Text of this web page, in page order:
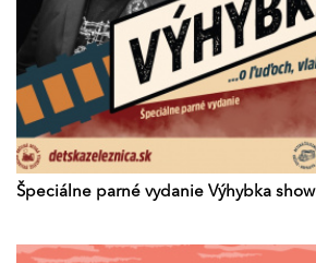
Špeciálne parné vydanie Výhybka show